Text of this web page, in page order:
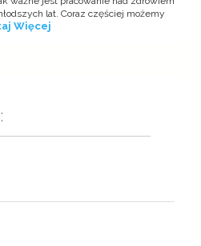
lat. Coraz częściej możemy
Więcej